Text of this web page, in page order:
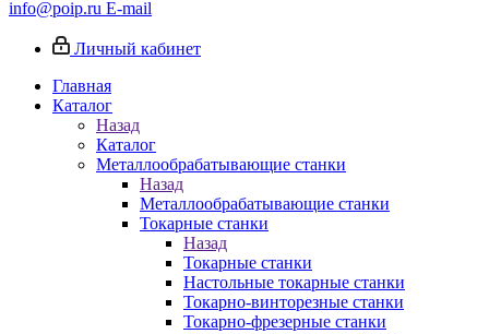
info@poip.ru E-mail
Личный кабинет
Главная
Каталог
Назад
Каталог
Металлообрабатывающие станки
Назад
Металлообрабатывающие станки
Токарные станки
Назад
Токарные станки
Настольные токарные станки
Токарно-винторезные станки
Токарно-фрезерные станки